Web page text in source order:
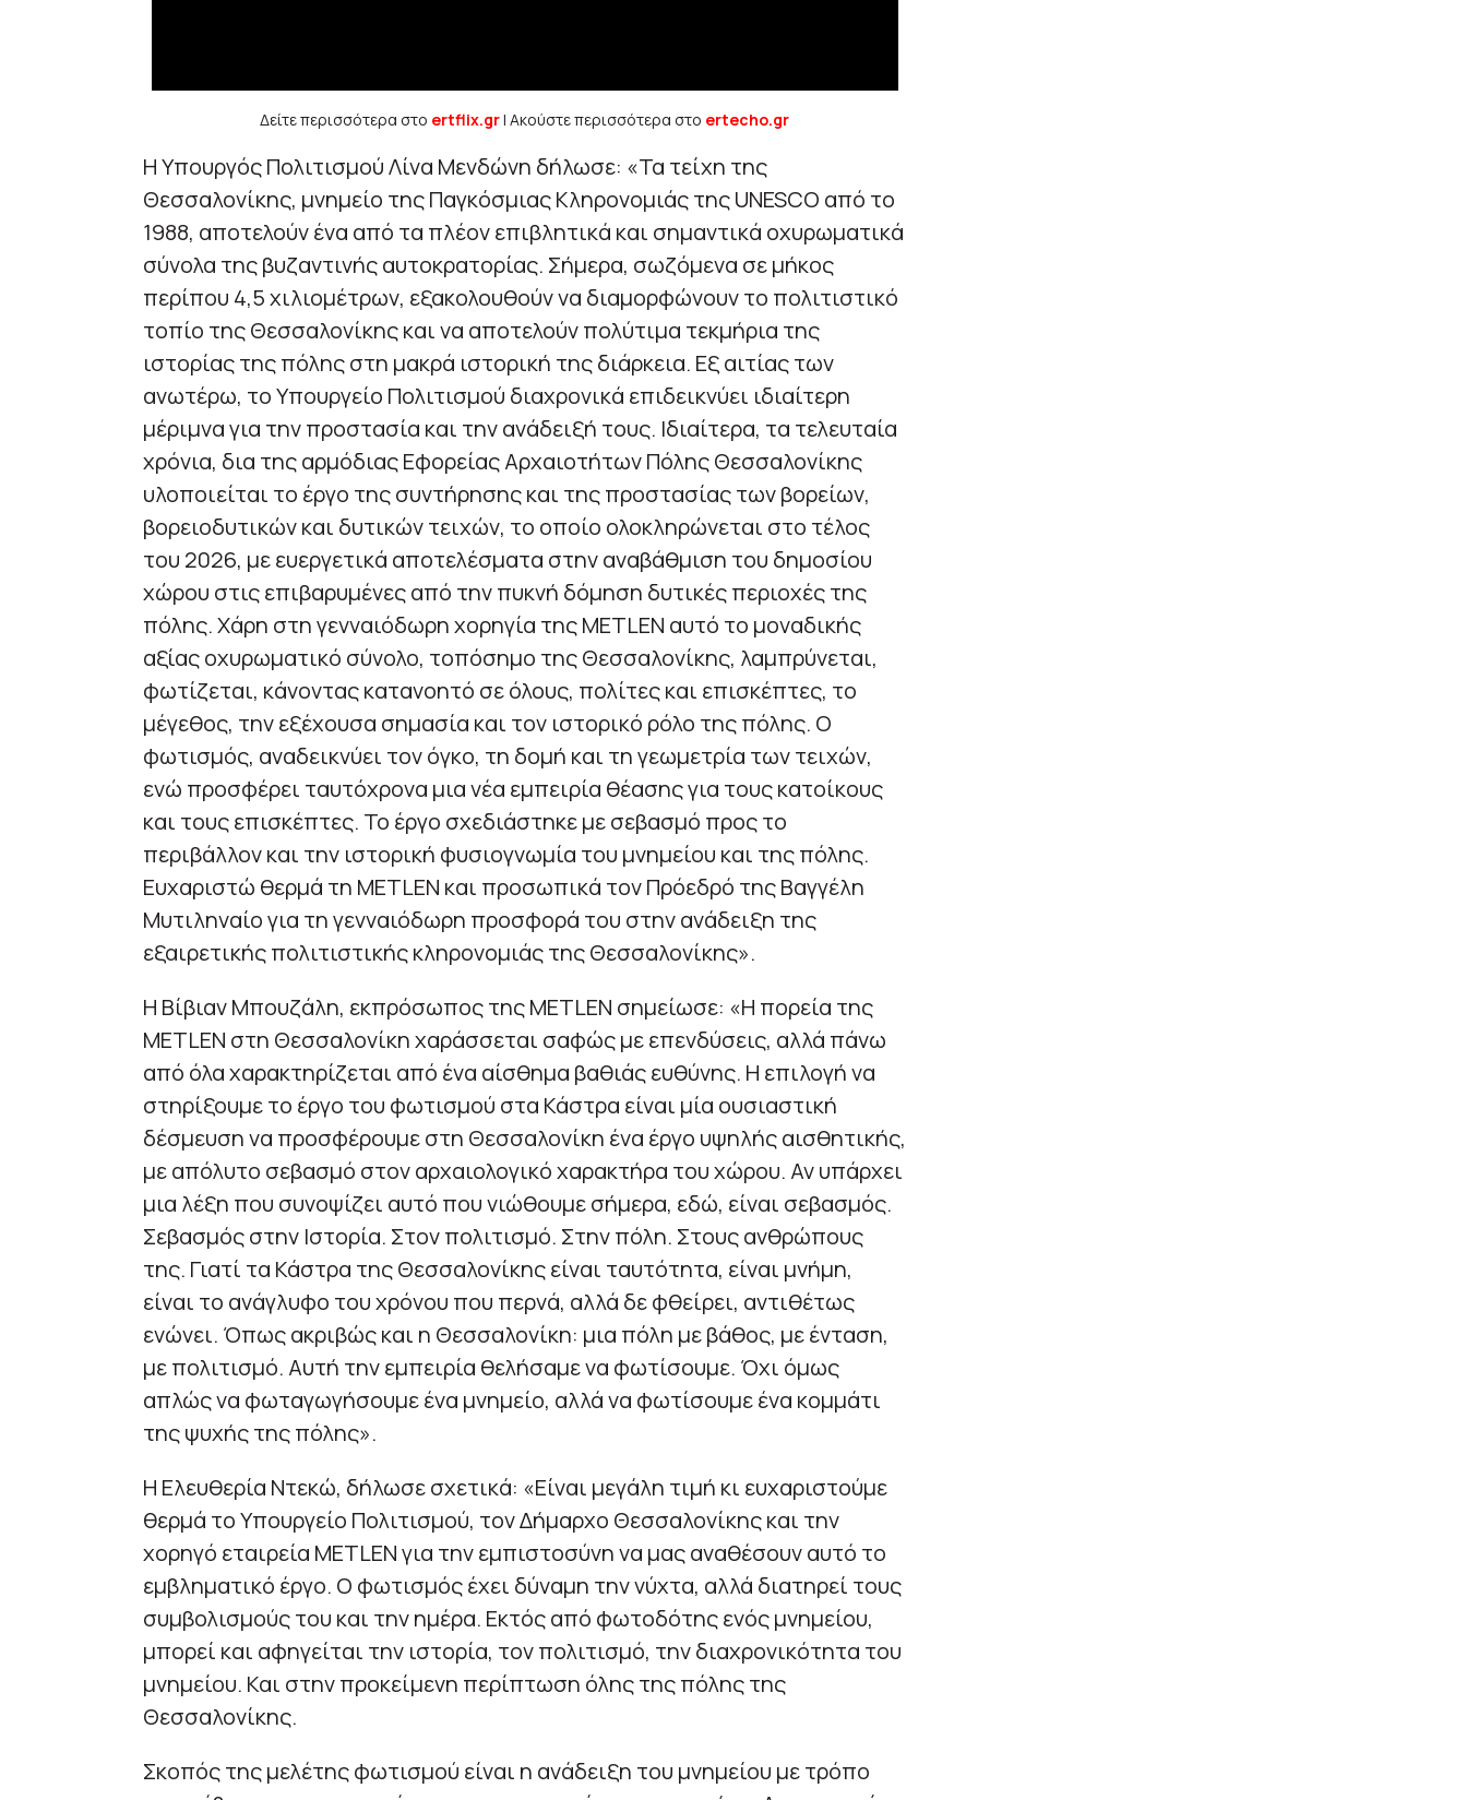
Δείτε περισσότερα στο ertflix.gr| Ακούστε περισσότερα στο ertecho.gr
Η Υπουργός Πολιτισμού Λίνα Μενδώνη δήλωσε: «Τα τείχη της
Θεσσαλονίκης, μνημείο της Παγκόσμιας Κληρονομιάς της UNESCO από το
1988, αποτελούν ένα από τα πλέον επιβλητικά και σημαντικά οχυρωματικά
σύνολα της βυζαντινής αυτοκρατορίας. Σήμερα, σωζόμενα σε μήκος
περίπου 4,5 χιλιομέτρων, εξακολουθούν να διαμορφώνουν το πολιτιστικό
τοπίο της Θεσσαλονίκης και να αποτελούν πολύτιμα τεκμήρια της
ιστορίας της πόλης στη μακρά ιστορική της διάρκεια. Εξ αιτίας των
ανωτέρω, το Υπουργείο Πολιτισμού διαχρονικά επιδεικνύει ιδιαίτερη
μέριμνα για την προστασία και την ανάδειξή τους. Ιδιαίτερα, τα τελευταία
χρόνια, δια της αρμόδιας Εφορείας Αρχαιοτήτων Πόλης Θεσσαλονίκης
υλοποιείται το έργο της συντήρησης και της προστασίας των βορείων,
βορειοδυτικών και δυτικών τειχών, το οποίο ολοκληρώνεται στο τέλος
του 2026, με ευεργετικά αποτελέσματα στην αναβάθμιση του δημοσίου
χώρου στις επιβαρυμένες από την πυκνή δόμηση δυτικές περιοχές της
πόλης. Χάρη στη γενναιόδωρη χορηγία της METLEN αυτό το μοναδικής
αξίας οχυρωματικό σύνολο, τοπόσημο της Θεσσαλονίκης, λαμπρύνεται,
φωτίζεται, κάνοντας κατανοητό σε όλους, πολίτες και επισκέπτες, το
μέγεθος, την εξέχουσα σημασία και τον ιστορικό ρόλο της πόλης. Ο
φωτισμός, αναδεικνύει τον όγκο, τη δομή και τη γεωμετρία των τειχών,
ενώ προσφέρει ταυτόχρονα μια νέα εμπειρία θέασης για τους κατοίκους
και τους επισκέπτες. Το έργο σχεδιάστηκε με σεβασμό προς το
περιβάλλον και την ιστορική φυσιογνωμία του μνημείου και της πόλης.
Ευχαριστώ θερμά τη METLEN και προσωπικά τον Πρόεδρό της Βαγγέλη
Μυτιληναίο για τη γενναιόδωρη προσφορά του στην ανάδειξη της
εξαιρετικής πολιτιστικής κληρονομιάς της Θεσσαλονίκης».
Η Βίβιαν Μπουζάλη, εκπρόσωπος της METLEN σημείωσε: «Η πορεία της
METLEN στη Θεσσαλονίκη χαράσσεται σαφώς με επενδύσεις, αλλά πάνω
από όλα χαρακτηρίζεται από ένα αίσθημα βαθιάς ευθύνης. Η επιλογή να
στηρίξουμε το έργο του φωτισμού στα Κάστρα είναι μία ουσιαστική
δέσμευση να προσφέρουμε στη Θεσσαλονίκη ένα έργο υψηλής αισθητικής,
με απόλυτο σεβασμό στον αρχαιολογικό χαρακτήρα του χώρου. Αν υπάρχει
μια λέξη που συνοψίζει αυτό που νιώθουμε σήμερα, εδώ, είναι σεβασμός.
Σεβασμός στην Ιστορία. Στον πολιτισμό. Στην πόλη. Στους ανθρώπους
της. Γιατί τα Κάστρα της Θεσσαλονίκης είναι ταυτότητα, είναι μνήμη,
είναι το ανάγλυφο του χρόνου που περνά, αλλά δε φθείρει, αντιθέτως
ενώνει. Όπως ακριβώς και η Θεσσαλονίκη: μια πόλη με βάθος, με ένταση,
με πολιτισμό. Αυτή την εμπειρία θελήσαμε να φωτίσουμε. Όχι όμως
απλώς να φωταγωγήσουμε ένα μνημείο, αλλά να φωτίσουμε ένα κομμάτι
της ψυχής της πόλης».
Η Ελευθερία Ντεκώ, δήλωσε σχετικά: «Είναι μεγάλη τιμή κι ευχαριστούμε
θερμά το Υπουργείο Πολιτισμού, τον Δήμαρχο Θεσσαλονίκης και την
χορηγό εταιρεία METLEN για την εμπιστοσύνη να μας αναθέσουν αυτό το
εμβληματικό έργο. Ο φωτισμός έχει δύναμη την νύχτα, αλλά διατηρεί τους
συμβολισμούς του και την ημέρα. Εκτός από φωτοδότης ενός μνημείου,
μπορεί και αφηγείται την ιστορία, τον πολιτισμό, την διαχρονικότητα του
μνημείου. Και στην προκείμενη περίπτωση όλης της πόλης της
Θεσσαλονίκης.
Σκοπός της μελέτης φωτισμού είναι η ανάδειξη του μνημείου με τρόπο